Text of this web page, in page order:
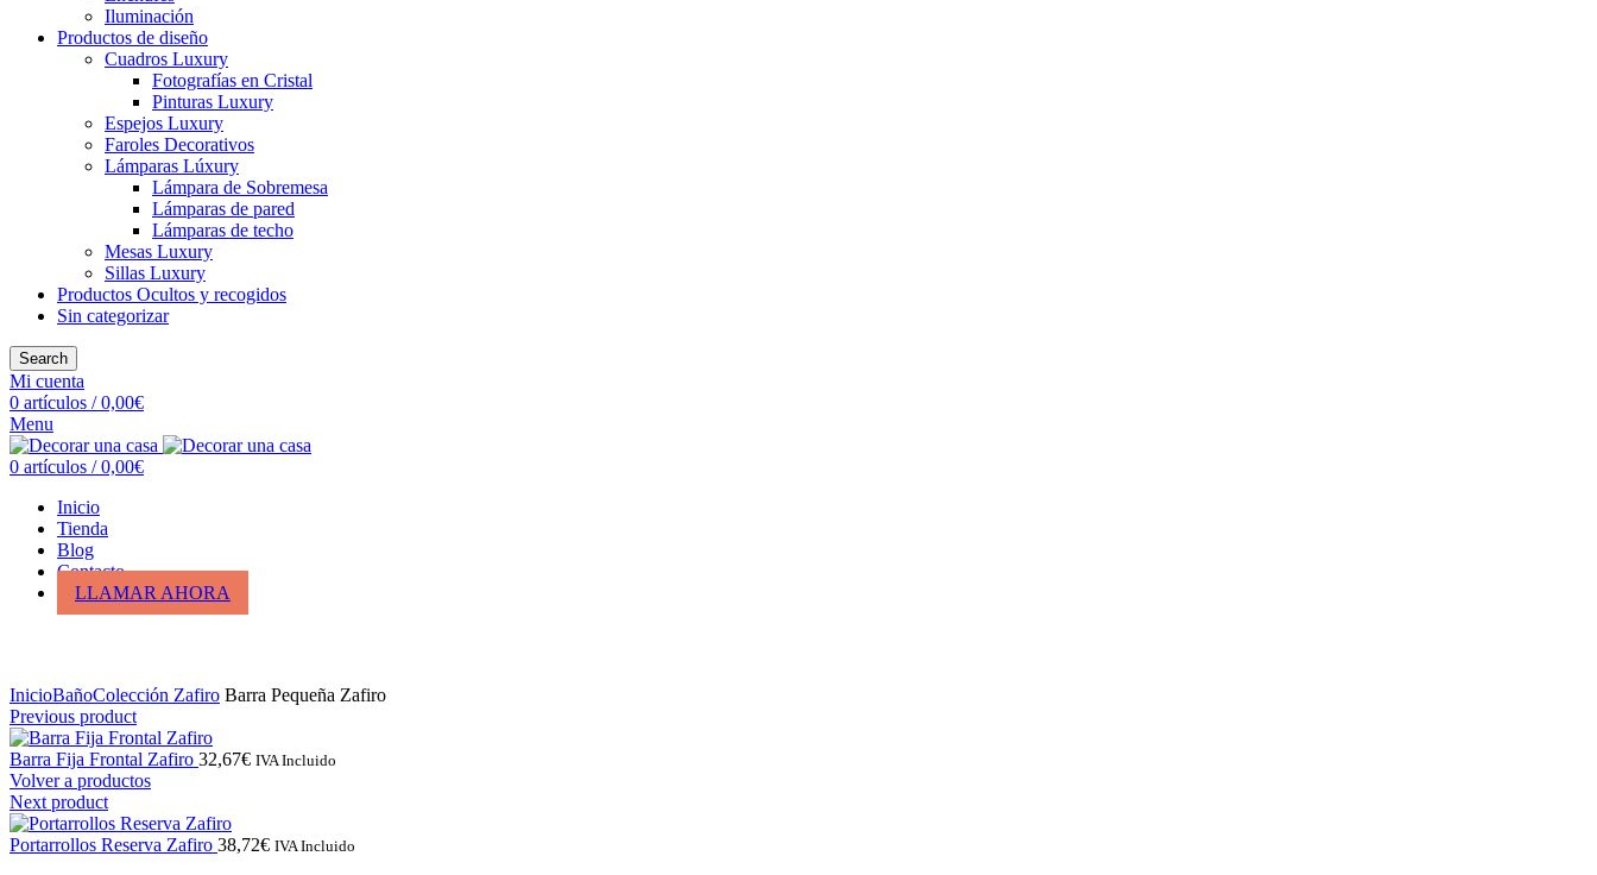
Iluminación
Productos de diseño
Cuadros Luxury
Fotografías en Cristal
Pinturas Luxury
Espejos Luxury
Faroles Decorativos
Lámparas Lúxury
Lámpara de Sobremesa
Lámparas de pared
Lámparas de techo
Mesas Luxury
Sillas Luxury
Productos Ocultos y recogidos
Sin categorizar
Search
Mi cuenta
0 artículos / 0,00€
Menu
0 artículos / 0,00€
Inicio
Tienda
Blog
Contacto
LLAMAR AHORA
InicioBañoColección Zafiro Barra Pequeña Zafiro
Previous product
Barra Fija Frontal Zafiro 32,67€ IVA Incluido
Volver a productos
Next product
Portarrollos Reserva Zafiro 38,72€ IVA Incluido